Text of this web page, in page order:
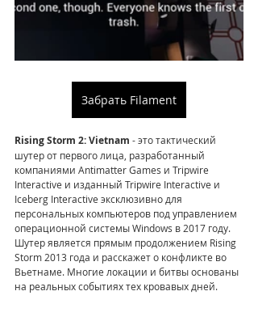
Забрать Filament
Rising Storm 2: Vietnam - это тактический
шутер от первого лица, разработанный
компаниями Antimatter Games и Tripwire
Interactive и изданный Tripwire Interactive и
Iceberg Interactive эксклюзивно для
персональных компьютеров под управлением
операционной системы Windows в 2017 году.
Шутер является прямым продолжением Rising
Storm 2013 года и расскажет о конфликте во
Вьетнаме. Многие локации и битвы основаны
на реальных событиях тех кровавых дней.